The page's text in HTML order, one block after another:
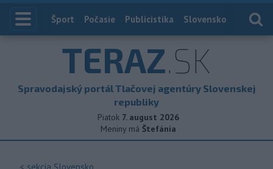
Index
Šport Počasie Publicistika Slovensko
TERAZ.SK
Spravodajský portál Tlačovej agentúry Slovenskej
republiky
Piatok 7. august 2026
Meniny má Štefánia